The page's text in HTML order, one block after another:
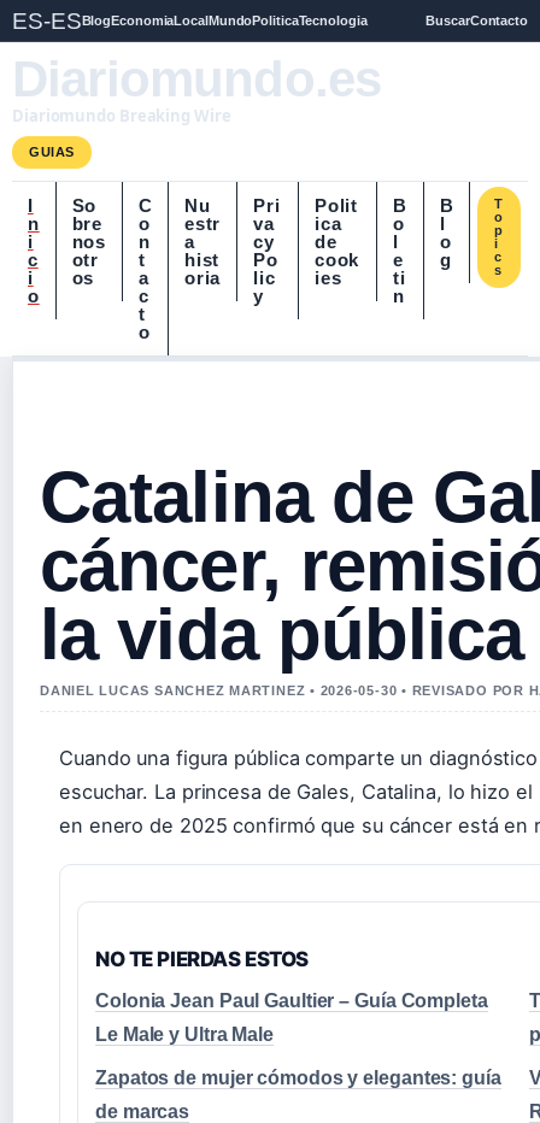
ES-ESBlogEconomiaLocalMundoPoliticaTecnologia BuscarContacto
Diariomundo.es
Diariomundo Breaking Wire
GUIAS
I
n
i
c
i
o
So
bre
nos
otr
os
C
o
n
t
a
c
t
o
Nu
estr
a
hist
oria
Pri
va
cy
Po
lic
y
Polit
ica
de
cook
ies
B
o
l
e
ti
n
B
l
o
g
T
o
p
i
c
s
Catalina de
cáncer,
la vida pública
DANIEL LUCAS SANCHEZ MARTINEZ • 2026-05-30 • REVISADO POR
Cuando una figura pública comparte un
escuchar. La princesa de Gales, Catalina, lo hizo
en enero de 2025 confirmó que su cáncer está en
NO TE PIERDAS ESTOS
Colonia Jean Paul Gaultier – Guía Completa
Le Male y Ultra Male
Zapatos de mujer cómodos y elegantes: guía
de marcas